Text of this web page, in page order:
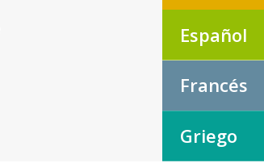
Español
Francés
Griego